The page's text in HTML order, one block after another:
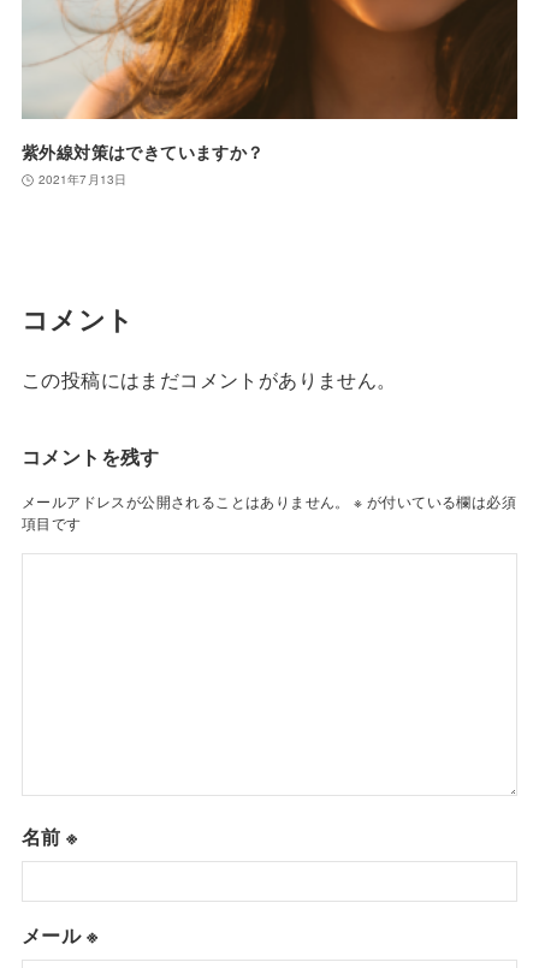
紫外線対策はできていますか？
2021年7月13日
コメント
この投稿にはまだコメントがありません。
コメントを残す
メールアドレスが公開されることはありません。 ※ が付いている欄は必須
項目です
名前※
メール※